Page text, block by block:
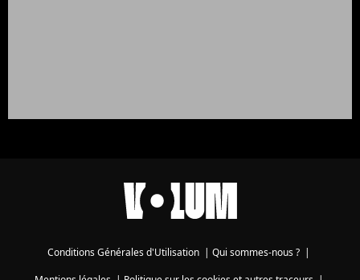
Conditions Générales d'Utilisation | Qui sommes-nous ? |